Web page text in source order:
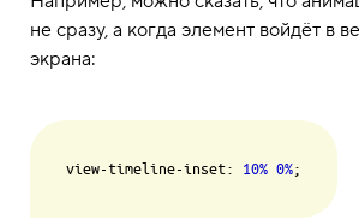
не сразу, а когда элемент войдёт в
экрана:
view-timeline-inset: 10% 0%